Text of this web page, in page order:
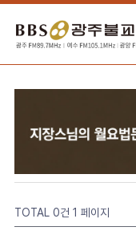
TOTAL 0건 1 페이지